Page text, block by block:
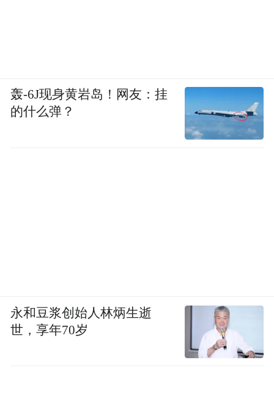
轰-6J现身黄岩岛！网友：挂
的什么弹？
永和豆浆创始人林炳生逝
世，享年70岁